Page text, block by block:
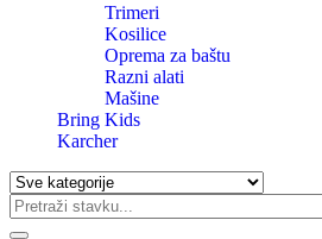
Trimeri
Kosilice
Oprema za baštu
Razni alati
Mašine
Bring Kids
Karcher